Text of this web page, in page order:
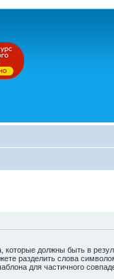
которые должны быть в
разделить слова
для частичного